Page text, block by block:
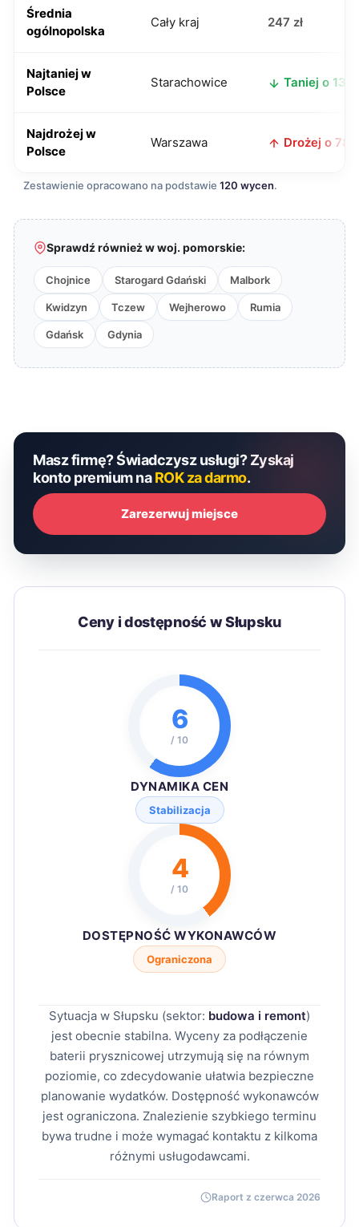
Średnia
ogólnopolska
Cały kraj 247 zł
Najtaniej w
Polsce
Starachowice Taniej o 13 zł
Najdrożej w
Polsce
Warszawa Drożej o 78
Zestawienie opracowano na podstawie 120 wycen.
Sprawdź również w woj. pomorskie:
Chojnice Starogard Gdański Malbork
Kwidzyn Tczew Wejherowo Rumia
Gdańsk Gdynia
Masz firmę? Świadczysz usługi? Zyskaj
konto premium naROK za darmo.
Zarezerwuj miejsce
Ceny i dostępność w Słupsku
6
/ 10
DYNAMIKA CEN
Stabilizacja
4
/ 10
DOSTĘPNOŚĆ WYKONAWCÓW
Ograniczona
Sytuacja w Słupsku (sektor: budowa i remont)
jest obecnie stabilna. Wyceny za podłączenie
baterii prysznicowej utrzymują się na równym
poziomie, co zdecydowanie ułatwia bezpieczne
planowanie wydatków. Dostępność wykonawców
jest ograniczona. Znalezienie szybkiego terminu
bywa trudne i może wymagać kontaktu z kilkoma
różnymi usługodawcami.
Raport z czerwca 2026